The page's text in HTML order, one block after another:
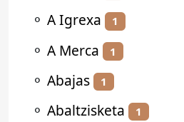
⚬ A Igrexa 1
⚬ A Merca 1
⚬ Abajas 1
⚬ Abaltzisketa 1